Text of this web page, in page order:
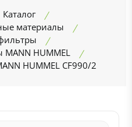
Каталог
материалы
HUMMEL
HUMMEL CF990/2